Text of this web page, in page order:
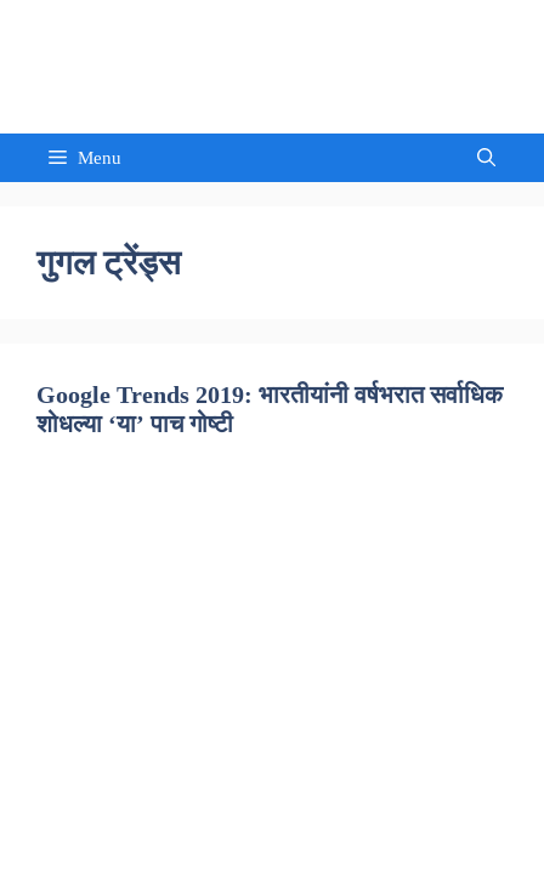
Menu
गुगल ट्रेंड्स
Google Trends 2019: भारतीयांनी वर्षभरात सर्वाधिक
शोधल्या ‘या’ पाच गोष्टी